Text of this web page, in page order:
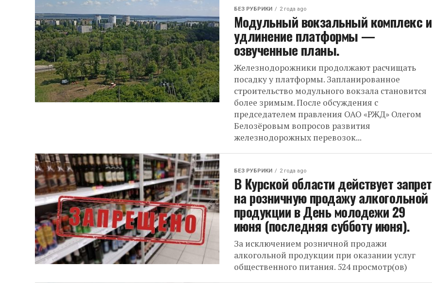
БЕЗ РУБРИКИ 2 года ago
Модульный вокзальный комплекс и
удлинение платформы —
озвученные планы.
Железнодорожники продолжают расчищать
посадку у платформы. Запланированное
строительство модульного вокзала становится
более зримым. После обсуждения с
председателем правления ОАО «РЖД» Олегом
Белозёровым вопросов развития
железнодорожных перевозок...
БЕЗ РУБРИКИ 2 года ago
В Курской области действует запрет
на розничную продажу алкогольной
продукции в День молодежи 29
июня (последняя субботу июня).
За исключением розничной продажи
алкогольной продукции при оказании услуг
общественного питания. 524 просмотр(ов)